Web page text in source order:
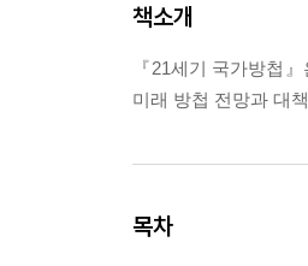
책소개
『21세기 국가방첩
미래 방첩 전망과 대
목차